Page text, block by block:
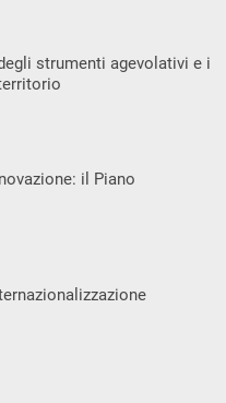
strumenti agevolativi e i
il Piano